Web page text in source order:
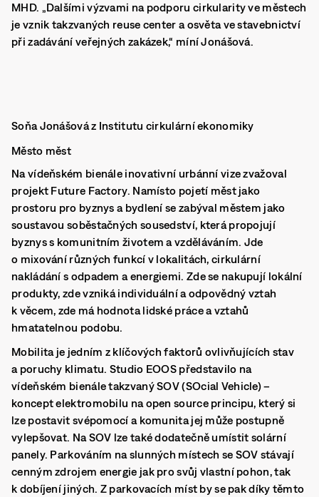
MHD. „Dalšími výzvami na podporu cirkularity ve městech
je vznik takzvaných reuse center a osvěta ve stavebnictví
při zadávání veřejných zakázek,“ míní Jonášová.
Soňa Jonášová z Institutu cirkulární ekonomiky
Město měst
Na vídeňském bienále inovativní urbánní vize zvažoval
projekt Future Factory. Namísto pojetí měst jako
prostoru pro byznys a bydlení se zabýval městem jako
soustavou soběstačných sousedství, která propojují
byznys s komunitním životem a vzděláváním. Jde
o mixování různých funkcí v lokalitách, cirkulární
nakládání s odpadem a energiemi. Zde se nakupují lokální
produkty, zde vzniká individuální a odpovědný vztah
k věcem, zde má hodnota lidské práce a vztahů
hmatatelnou podobu.
Mobilita je jedním z klíčových faktorů ovlivňujících stav
a poruchy klimatu. Studio EOOS představilo na
vídeňském bienále takzvaný SOV (SOcial Vehicle) –
koncept elektromobilu na open source principu, který si
lze postavit svépomocí a komunita jej může postupně
vylepšovat. Na SOV lze také dodatečně umístit solární
panely. Parkováním na slunných místech se SOV stávají
cenným zdrojem energie jak pro svůj vlastní pohon, tak
k dobíjení jiných. Z parkovacích míst by se pak díky těmto